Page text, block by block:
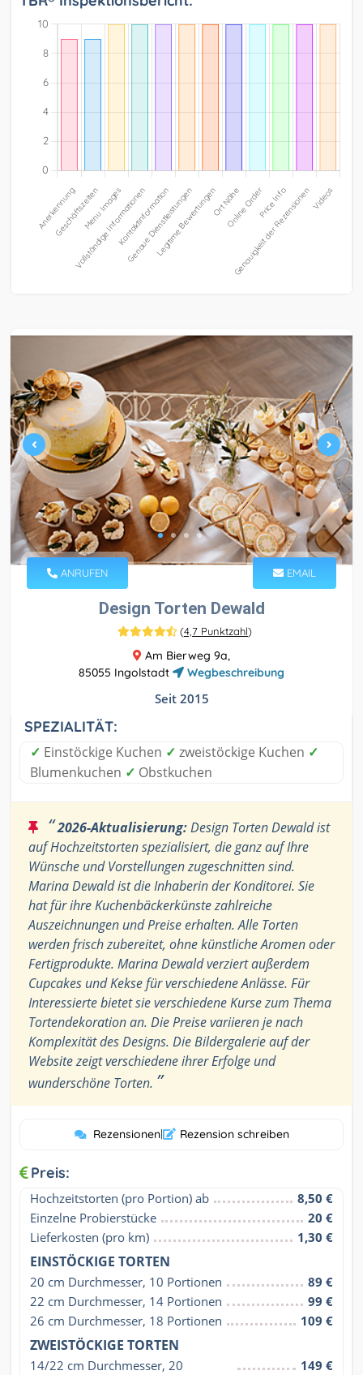
ANRUFEN EMAIL
Design Torten Dewald
(4,7 Punktzahl)
Am Bierweg 9a,
85055 Ingolstadt
Wegbeschreibung
Seit 2015
SPEZIALITÄT:
✓ Einstöckige Kuchen ✓ zweistöckige Kuchen ✓
Blumenkuchen ✓ Obstkuchen
“2026-Aktualisierung:Design Torten Dewald ist
auf Hochzeitstorten spezialisiert, die ganz auf Ihre
Wünsche und Vorstellungen zugeschnitten sind.
Marina Dewald ist die Inhaberin der Konditorei. Sie
hat für ihre Kuchenbäckerkünste zahlreiche
Auszeichnungen und Preise erhalten. Alle Torten
werden frisch zubereitet, ohne künstliche Aromen oder
Fertigprodukte. Marina Dewald verziert außerdem
Cupcakes und Kekse für verschiedene Anlässe. Für
Interessierte bietet sie verschiedene Kurse zum Thema
Tortendekoration an. Die Preise variieren je nach
Komplexität des Designs. Die Bildergalerie auf der
Website zeigt verschiedene ihrer Erfolge und
wunderschöne Torten. ”
Rezensionen| Rezension schreiben
Preis:
Hochzeitstorten (pro Portion) ab
8,50 €
Einzelne Probierstücke
20 €
Lieferkosten (pro km)
1,30 €
EINSTÖCKIGE TORTEN
20 cm Durchmesser, 10 Portionen
89 €
22 cm Durchmesser, 14 Portionen
99 €
26 cm Durchmesser, 18 Portionen
109 €
ZWEISTÖCKIGE TORTEN
14/22 cm Durchmesser, 20
149 €